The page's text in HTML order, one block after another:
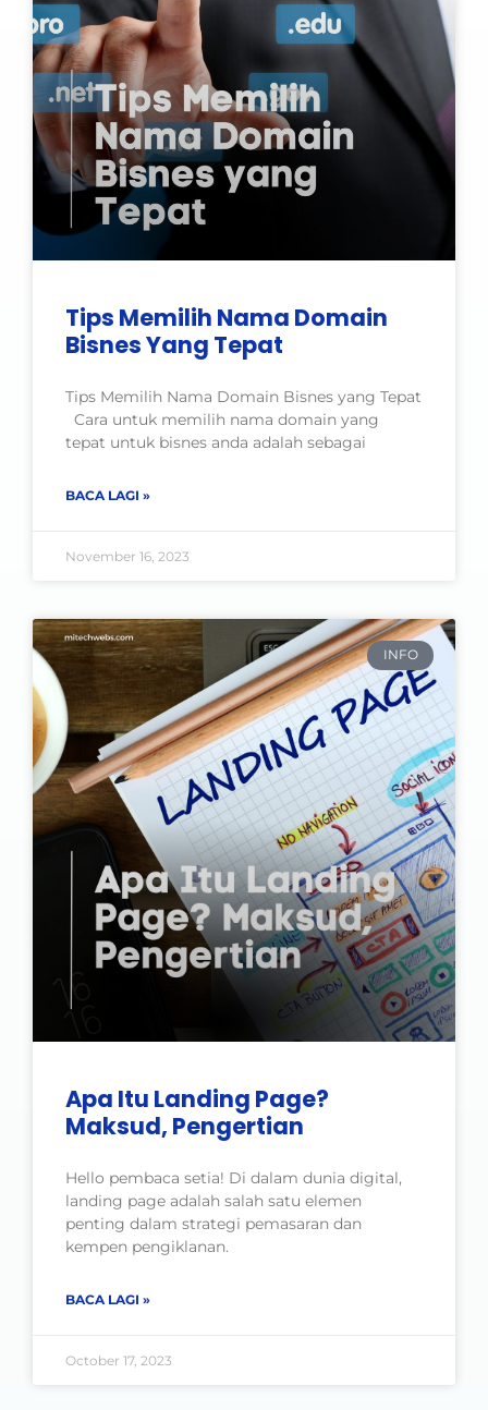
Tips Memilih Nama Domain
Bisnes Yang Tepat
Tips Memilih Nama Domain Bisnes yang Tepat
Cara untuk memilih nama domain yang
tepat untuk bisnes anda adalah sebagai
BACA LAGI »
November 16, 2023
INFO
Apa Itu Landing Page?
Maksud, Pengertian
Hello pembaca setia! Di dalam dunia digital,
landing page adalah salah satu elemen
penting dalam strategi pemasaran dan
kempen pengiklanan.
BACA LAGI »
October 17, 2023